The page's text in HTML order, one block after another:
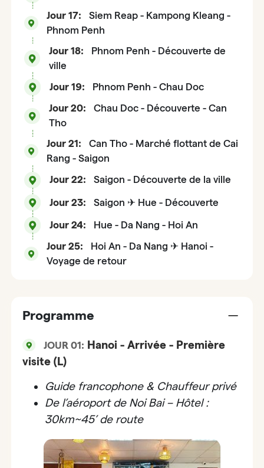
Jour 17:
Siem Reap - Kampong Kleang -
Phnom Penh
Jour 18:
Phnom Penh - Découverte de
ville
Jour 19: Phnom Penh - Chau Doc
Jour 20:
Chau Doc - Découverte - Can
Tho
Jour 21:
Can Tho - Marché flottant de Cai
Rang - Saigon
Jour 22: Saigon - Découverte de la ville
Jour 23: Saigon ✈ Hue - Découverte
Jour 24: Hue - Da Nang - Hoi An
Jour 25:
Hoi An - Da Nang ✈ Hanoi -
Voyage de retour
Programme
JOUR 01: Hanoi - Arrivée - Première
visite (L)
Guide francophone & Chauffeur privé
De l’aéroport de Noi Bai – Hôtel :
30km~45’ de route